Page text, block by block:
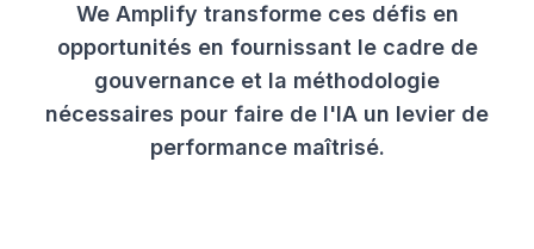
We Amplify transforme ces défis en
opportunités en fournissant le cadre de
gouvernance et la méthodologie
nécessaires pour faire de l'IA un levier de
performance maîtrisé.